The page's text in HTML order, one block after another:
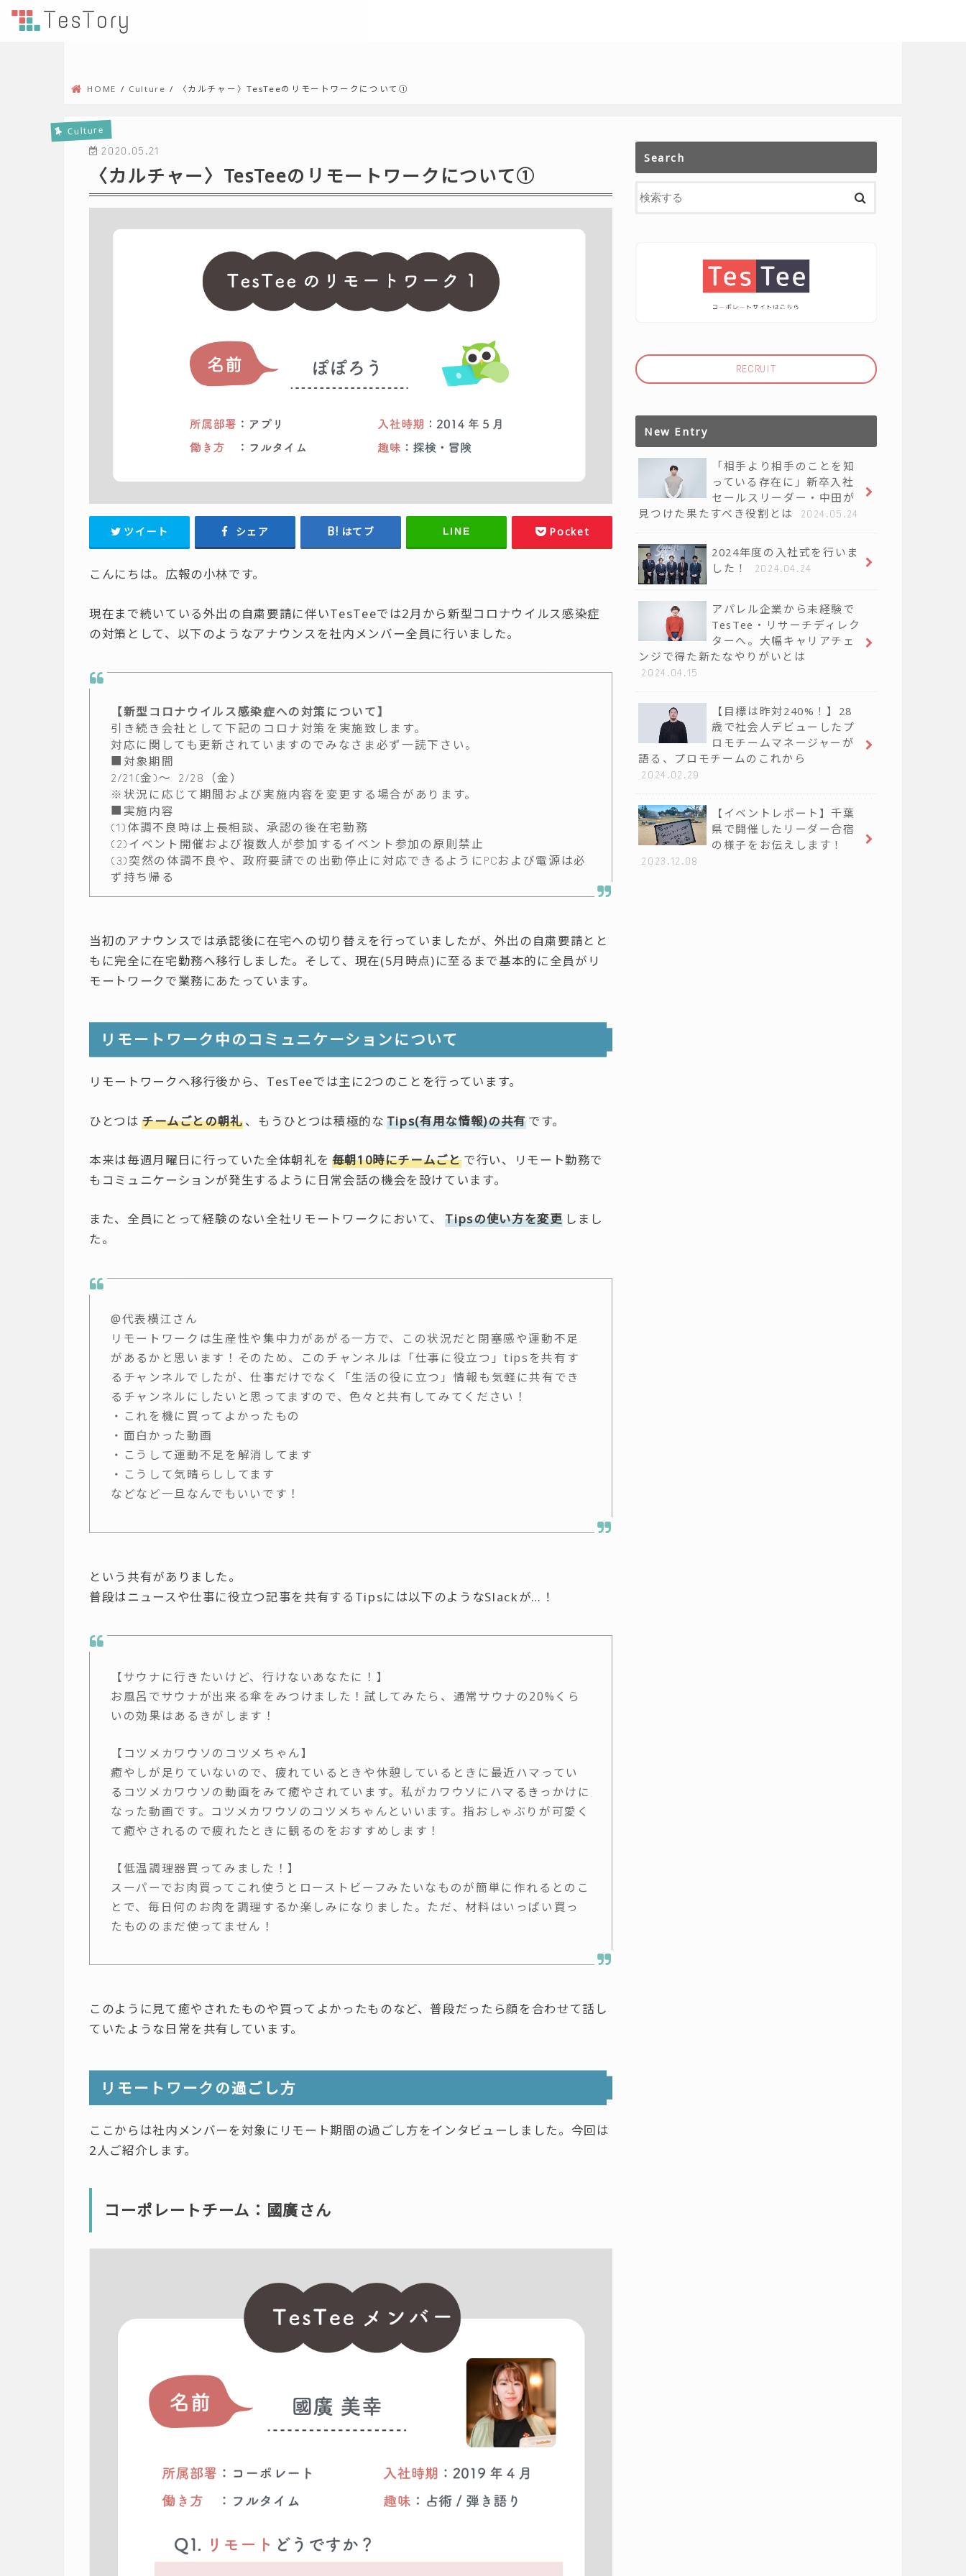
TesTory
HOME Culture 〈カルチャー〉TesTeeのリモートワークについて①
Culture
2020.05.21
〈カルチャー〉TesTeeのリモートワークについて①
ツイート シェア はてブ LINE Pocket
こんにちは。広報の小林です。
現在まで続いている外出の自粛要請に伴いTesTeeでは2月から新型コロナウイルス感染症
の対策として、以下のようなアナウンスを社内メンバー全員に行いました。
【新型コロナウイルス感染症への対策について】
引き続き会社として下記のコロナ対策を実施致します。
対応に関しても更新されていますのでみなさま必ず一読下さい。
■対象期間
2/21(金)〜 2/28（金）
※状況に応じて期間および実施内容を変更する場合があります。
■実施内容
(1)体調不良時は上長相談、承認の後在宅勤務
(2)イベント開催および複数人が参加するイベント参加の原則禁止
(3)突然の体調不良や、政府要請での出勤停止に対応できるようにPCおよび電源は必
ず持ち帰る
当初のアナウンスでは承認後に在宅への切り替えを行っていましたが、外出の自粛要請とと
もに完全に在宅勤務へ移行しました。そして、現在(5月時点)に至るまで基本的に全員がリ
モートワークで業務にあたっています。
リモートワーク中のコミュニケーションについて
リモートワークへ移行後から、TesTeeでは主に2つのことを行っています。
ひとつは チームごとの朝礼、もうひとつは積極的な Tips(有用な情報)の共有です。
本来は毎週月曜日に行っていた全体朝礼を 毎朝10時にチームごとで行い、リモート勤務で
もコミュニケーションが発生するように日常会話の機会を設けています。
また、全員にとって経験のない全社リモートワークにおいて、 Tipsの使い方を変更 しまし
た。
@代表横江さん
リモートワークは生産性や集中力があがる一方で、この状況だと閉塞感や運動不足
があるかと思います！そのため、このチャンネルは「仕事に役立つ」tipsを共有す
るチャンネルでしたが、仕事だけでなく「生活の役に立つ」情報も気軽に共有でき
るチャンネルにしたいと思ってますので、色々と共有してみてください！
・これを機に買ってよかったもの
・面白かった動画
・こうして運動不足を解消してます
・こうして気晴らししてます
などなど一旦なんでもいいです！
という共有がありました。
普段はニュースや仕事に役立つ記事を共有するTipsには以下のようなSlackが…！
【サウナに行きたいけど、行けないあなたに！】
お風呂でサウナが出来る傘をみつけました！試してみたら、通常サウナの20%くら
いの効果はあるきがします！
【コツメカワウソのコツメちゃん】
癒やしが足りていないので、疲れているときや休憩しているときに最近ハマってい
るコツメカワウソの動画をみて癒やされています。私がカワウソにハマるきっかけに
なった動画です。コツメカワウソのコツメちゃんといいます。指おしゃぶりが可愛く
て癒やされるので疲れたときに観るのをおすすめします！
【低温調理器買ってみました！】
スーパーでお肉買ってこれ使うとローストビーフみたいなものが簡単に作れるとのこ
とで、毎日何のお肉を調理するか楽しみになりました。ただ、材料はいっぱい買っ
たもののまだ使ってません！
このように見て癒やされたものや買ってよかったものなど、普段だったら顔を合わせて話し
ていたような日常を共有しています。
リモートワークの過ごし方
ここからは社内メンバーを対象にリモート期間の過ごし方をインタビューしました。今回は
2人ご紹介します。
コーポレートチーム：國廣さん
Search
RECRUIT
New Entry
「相手より相手のことを知
っている存在に」新卒入社
セールスリーダー・中田が
見つけた果たすべき役割とは
2024.05.24
2024年度の入社式を行いま
した！
2024.04.24
アパレル企業から未経験で
TesTee・リサーチディレク
ターへ。大幅キャリアチェ
ンジで得た新たなやりがいとは
2024.04.15
【目標は昨対240%！】28
歳で社会人デビューしたプ
ロモチームマネージャーが
語る、プロモチームのこれから
2024.02.29
【イベントレポート】千葉
県で開催したリーダー合宿
の様子をお伝えします！
2023.12.08